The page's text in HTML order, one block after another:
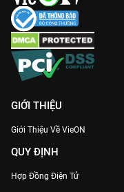
GIỚI THIỆU
Giới Thiệu Về VieON
QUY ĐỊNH
Hợp Đồng Điện Tử